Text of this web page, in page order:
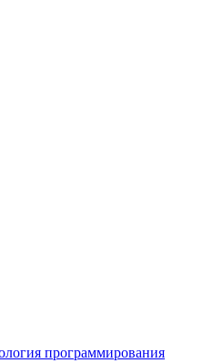
программирования